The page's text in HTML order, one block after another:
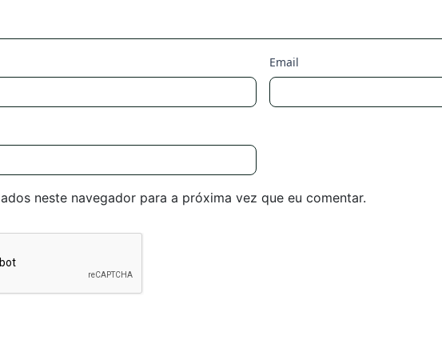
Email
neste navegador para a próxima vez que eu comentar.